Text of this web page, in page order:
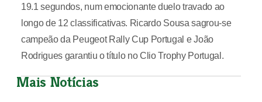
19.1 segundos, num emocionante duelo travado ao
longo de 12 classificativas. Ricardo Sousa sagrou-se
campeão da Peugeot Rally Cup Portugal e João
Rodrigues garantiu o título no Clio Trophy Portugal.
Mais Notícias